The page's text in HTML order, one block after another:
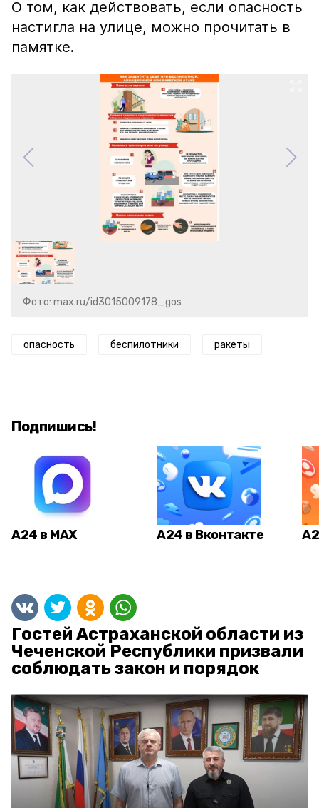
О том, как действовать, если опасность
настигла на улице, можно прочитать в
памятке.
Фото: max.ru/id3015009178_gos
опасность беспилотники ракеты
Подпишись!
А24 в MAX А24 в Вконтакте
Гостей Астраханской области из
Чеченской Республики призвали
соблюдать закон и порядок